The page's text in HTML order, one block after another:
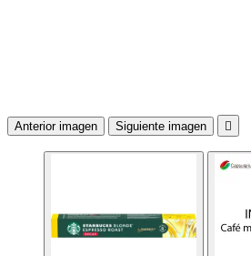
Anterior imagen Siguiente imagen 